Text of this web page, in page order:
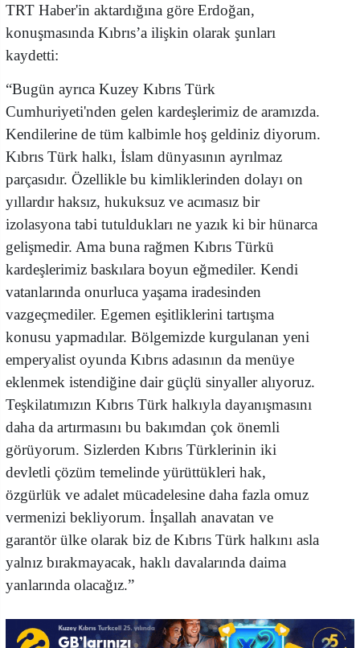
TRT Haber'in aktardığına göre Erdoğan,
konuşmasında Kıbrıs’a ilişkin olarak şunları
kaydetti:
“Bugün ayrıca Kuzey Kıbrıs Türk
Cumhuriyeti'nden gelen kardeşlerimiz de aramızda.
Kendilerine de tüm kalbimle hoş geldiniz diyorum.
Kıbrıs Türk halkı, İslam dünyasının ayrılmaz
parçasıdır. Özellikle bu kimliklerinden dolayı on
yıllardır haksız, hukuksuz ve acımasız bir
izolasyona tabi tutuldukları ne yazık ki bir hünarca
gelişmedir. Ama buna rağmen Kıbrıs Türkü
kardeşlerimiz baskılara boyun eğmediler. Kendi
vatanlarında onurluca yaşama iradesinden
vazgeçmediler. Egemen eşitliklerini tartışma
konusu yapmadılar. Bölgemizde kurgulanan yeni
emperyalist oyunda Kıbrıs adasının da menüye
eklenmek istendiğine dair güçlü sinyaller alıyoruz.
Teşkilatımızın Kıbrıs Türk halkıyla dayanışmasını
daha da artırmasını bu bakımdan çok önemli
görüyorum. Sizlerden Kıbrıs Türklerinin iki
devletli çözüm temelinde yürüttükleri hak,
özgürlük ve adalet mücadelesine daha fazla omuz
vermenizi bekliyorum. İnşallah anavatan ve
garantör ülke olarak biz de Kıbrıs Türk halkını asla
yalnız bırakmayacak, haklı davalarında daima
yanlarında olacağız.”